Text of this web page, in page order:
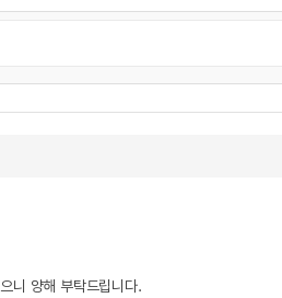
니 양해 부탁드립니다.